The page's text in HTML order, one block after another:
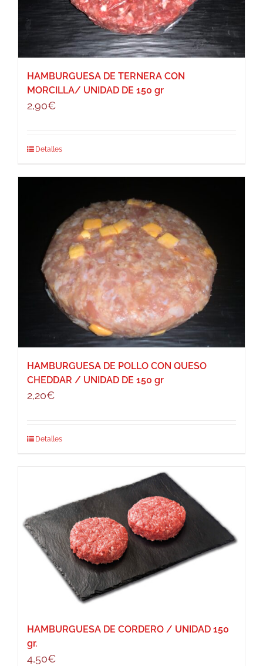
HAMBURGUESA DE TERNERA CON
MORCILLA/ UNIDAD DE 150 gr
2,90€
Detalles
HAMBURGUESA DE POLLO CON QUESO
CHEDDAR / UNIDAD DE 150 gr
2,20€
Detalles
HAMBURGUESA DE CORDERO / UNIDAD 150
gr.
4,50€